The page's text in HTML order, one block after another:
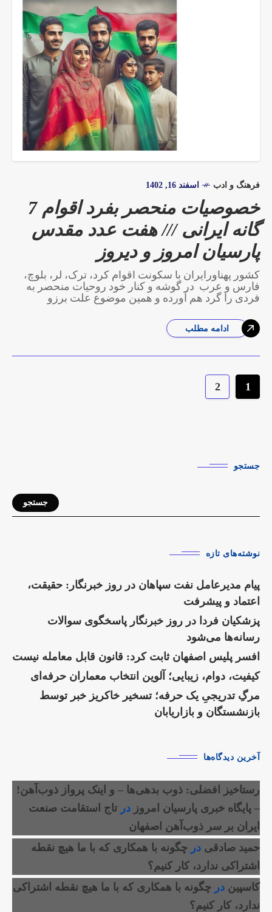
فرهنگ و ادب اسفند 16, 1402
خصوصیات منحصر بفرد اقوام 7
گانه ایرانی /// هفت عدد مقدس
پارسیان امروز و دیروز
کشور پهناورایران با سکونت اقوام کُرد، ترک، لُر، بلوچ،
فارس و عرب در گوشه و کنار خود روحیات منحصر به
فردی را گرد هم آورده و همین موضوع علت برزو
ادامه مطلب
1
2
جستجو
جستجو
نوشته‌های تازه
پیام مدیرعامل نفت سپاهان در روز خبرنگار: حقیقت،
اعتماد و پیشرفت
پزشکیان فردا در روز خبرنگار پاسخگوی سوالات
رسانه‌ها می‌شود
افسر پلیس اصفهان ثابت کرد: قانون قابل معامله نیست
کیفیت، دوام، زیبایی؛ آلوین انتخاب معماران حرفه‌ای
مرگِ تدریجیِ یک حرفه؛ تسخیر خاکریز خبر توسط
بازنشستگان و بازاریابان
آخرین دیدگاه‌ها
رستاخیز افضلی: ذوب بدهی‌ها – و اینک پرواز ذوب‌آهن!
– پایگاه خبری پارسیان امروز در تاج استقامت صنعت
ایران بر سر ذوب‌آهن اصفهان
حمید صادقی در چگونه با همکاری که با ما هیچ نقطه
اشتراکی ندارد، کار کنیم؟
کاسپین در چگونه با همکاری که با ما هیچ نقطه اشتراکی
ندارد، کار کنیم؟